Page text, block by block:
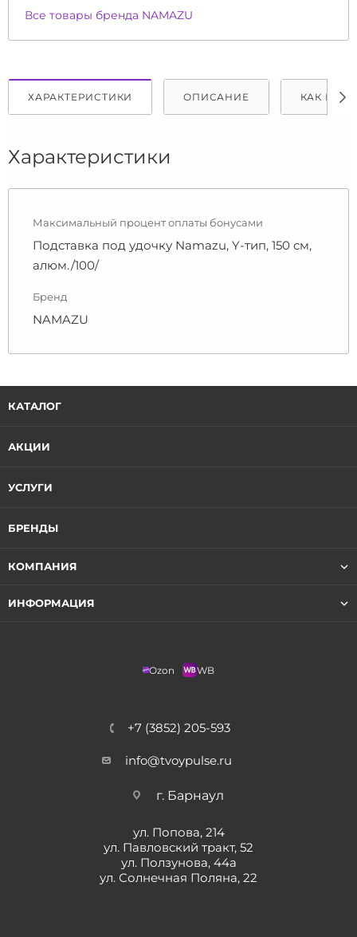
Все товары бренда NAMAZU
ХАРАКТЕРИСТИКИ ОПИСАНИЕ КАК
Характеристики
Максимальный процент оплаты бонусами
Подставка под удочку Namazu, Y-тип, 150 см,
алюм./100/
Бренд
NAMAZU
КАТАЛОГ
АКЦИИ
УСЛУГИ
БРЕНДЫ
КОМПАНИЯ
ИНФОРМАЦИЯ
Ozon WB
+7 (3852) 205-593
info@tvoypulse.ru
г. Барнаул
ул. Попова, 214
ул. Павловский тракт, 52
ул. Ползунова, 44а
ул. Солнечная Поляна, 22